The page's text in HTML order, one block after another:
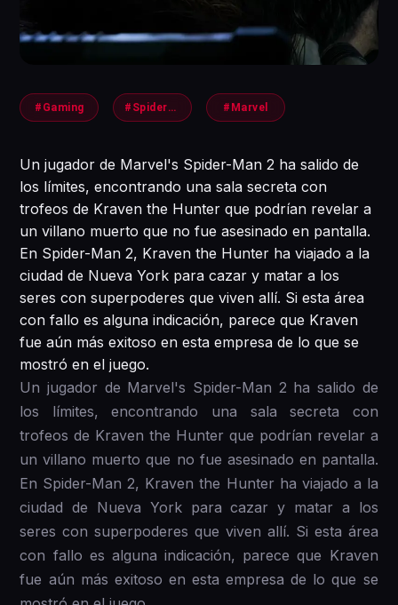
#Gaming #SpiderMan #Marvel
Un jugador de Marvel's Spider-Man 2 ha salido de
los límites, encontrando una sala secreta con
trofeos de Kraven the Hunter que podrían revelar a
un villano muerto que no fue asesinado en pantalla.
En Spider-Man 2, Kraven the Hunter ha viajado a la
ciudad de Nueva York para cazar y matar a los
seres con superpoderes que viven allí. Si esta área
con fallo es alguna indicación, parece que Kraven
fue aún más exitoso en esta empresa de lo que se
mostró en el juego.
Un jugador de Marvel's Spider-Man 2 ha salido de
los límites, encontrando una sala secreta con
trofeos de Kraven the Hunter que podrían revelar a
un villano muerto que no fue asesinado en pantalla.
En Spider-Man 2, Kraven the Hunter ha viajado a la
ciudad de Nueva York para cazar y matar a los
seres con superpoderes que viven allí. Si esta área
con fallo es alguna indicación, parece que Kraven
fue aún más exitoso en esta empresa de lo que se